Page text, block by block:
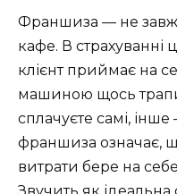
Франшиза — не
кафе. В страхуванні
клієнт приймає на
машиною щось
сплачуєте самі,
франшиза означає,
витрати бере на